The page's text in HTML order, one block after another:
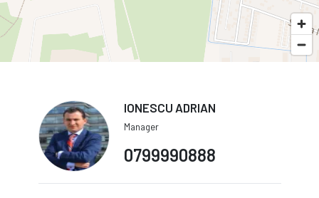
IONESCU ADRIAN
Manager
0799990888